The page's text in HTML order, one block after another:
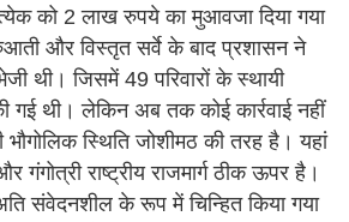
को 2 लाख रुपये का मुआवजा दिया गया
और विस्तृत सर्वे के बाद प्रशासन ने
थी। जिसमें 49 परिवारों के स्थायी
गई थी। लेकिन अब तक कोई कार्रवाई नहीं
भौगोलिक स्थिति जोशीमठ की तरह है। यहां
गंगोत्री राष्ट्रीय राजमार्ग ठीक ऊपर है।
संवेदनशील के रूप में चिन्हित किया गया